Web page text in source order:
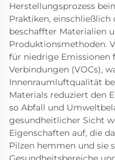
Herstellungsprozess
Praktiken,
beschaffter Materialien
Produktionsmethoden.
für niedrige Emissionen
Verbindungen (VOCs),
Innenraumluftqualität
Materials reduziert den
so Abfall und
gesundheitlicher Sicht
Eigenschaften auf, die
Pilzen hemmen und sie